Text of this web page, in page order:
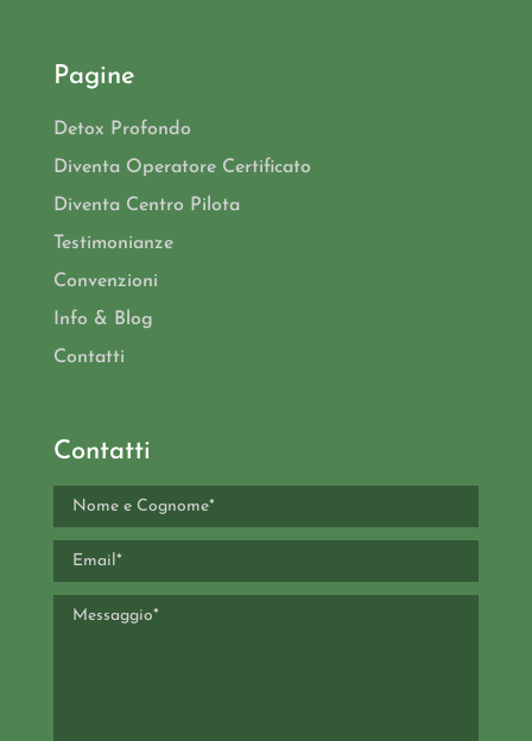
Pagine
Detox Profondo
Diventa Operatore Certificato
Diventa Centro Pilota
Testimonianze
Convenzioni
Info & Blog
Contatti
Contatti